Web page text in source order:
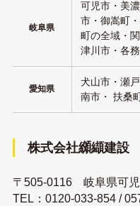
岐阜県
可児市・美
市・御嵩町
町の全域・
津川市・各
愛知県
犬山市・瀬
南市・ 扶桑
株式会社纐纈建設
〒505-0116 岐阜県可
TEL： 0120-033-854/